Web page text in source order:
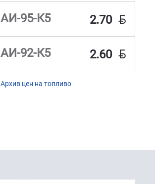
АИ-95-К5 2.70 BYN
АИ-92-К5 2.60 BYN
Архив цен на топливо